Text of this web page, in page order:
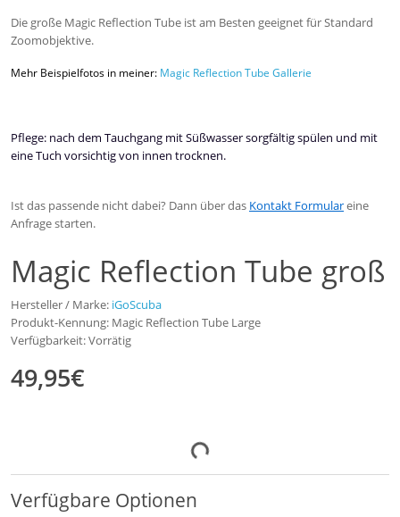
Die große Magic Reflection Tube ist am Besten geeignet für Standard
Zoomobjektive.
Mehr Beispielfotos in meiner: Magic Reflection Tube Gallerie
Pflege: nach dem Tauchgang mit Süßwasser sorgfältig spülen und mit
eine Tuch vorsichtig von innen trocknen.
Ist das passende nicht dabei? Dann über das Kontakt Formulareine
Anfrage starten.
Magic Reflection Tube groß
Hersteller / Marke: iGoScuba
Produkt-Kennung: Magic Reflection Tube Large
Verfügbarkeit: Vorrätig
49,95€
Verfügbare Optionen